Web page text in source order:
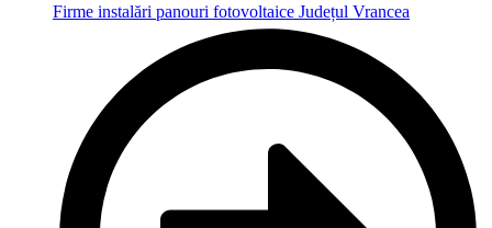
Firme instalări panouri fotovoltaice Județul Vrancea